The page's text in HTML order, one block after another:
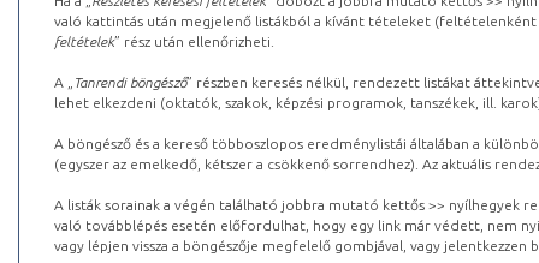
való kattintás után megjelenő listákból a kívánt tételeket (feltételenként
feltételek” rész után ellenőrizheti.
A „ Tanrendi böngésző” részben keresés nélkül, rendezett listákat
lehet elkezdeni (oktatók, szakok, képzési programok, tanszékek, ill.
A böngésző és a kereső többoszlopos eredménylistái általában a
(egyszer az emelkedő, kétszer a csökkenő sorrendhez). Az aktuális
A listák sorainak a végén található jobbra mutató kettős >> nyílhegyek
való továbblépés esetén előfordulhat, hogy egy link már védett, nem
vagy lépjen vissza a böngészője megfelelő gombjával, vagy